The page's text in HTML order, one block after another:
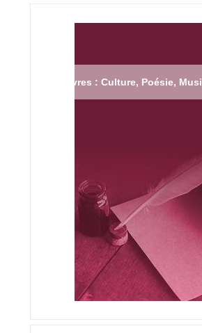
Livres : Culture, Poésie,